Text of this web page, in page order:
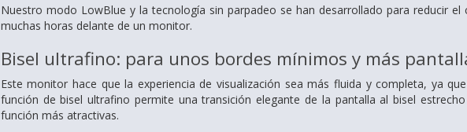
Nuestro modo LowBlue y la tecnología sin parpadeo se han desarrollado para reducir
muchas horas delante de un monitor.
Bisel ultrafino: para unos bordes mínimos y más
Este monitor hace que la experiencia de visualización sea más fluida y completa, ya
función de bisel ultrafino permite una transición elegante de la pantalla al bisel
función más atractivas.